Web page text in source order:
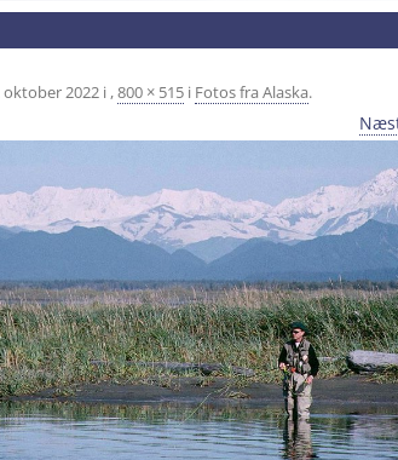
oktober 2022 i ,800 × 515 i Fotos fra Alaska.